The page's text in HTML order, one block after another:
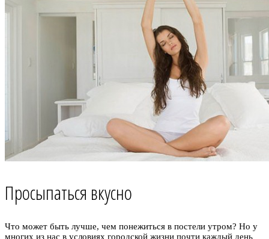
Просыпаться вкусно
Что может быть лучше, чем понежиться в постели утром? Но у
многих из нас в условиях городской жизни почти каждый день